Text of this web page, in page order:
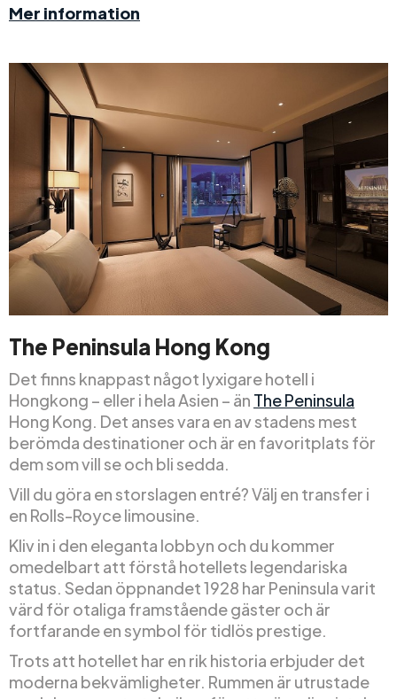
Mer information
The Peninsula Hong Kong
Det finns knappast något lyxigare hotell i
Hongkong – eller i hela Asien – än The Peninsula
Hong Kong. Det anses vara en av stadens mest
berömda destinationer och är en favoritplats för
dem som vill se och bli sedda.
Vill du göra en storslagen entré? Välj en transfer i
en Rolls-Royce limousine.
Kliv in i den eleganta lobbyn och du kommer
omedelbart att förstå hotellets legendariska
status. Sedan öppnandet 1928 har Peninsula varit
värd för otaliga framstående gäster och är
fortfarande en symbol för tidlös prestige.
Trots att hotellet har en rik historia erbjuder det
moderna bekvämligheter. Rummen är utrustade